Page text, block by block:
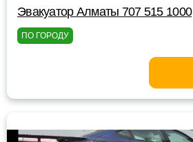
Эвакуатор Алматы 707 515 1000
ПО ГОРОДУ